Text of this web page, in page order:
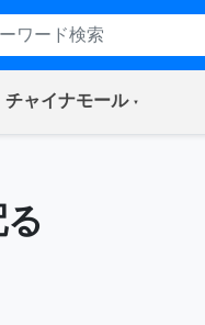
チャイナモール(current)